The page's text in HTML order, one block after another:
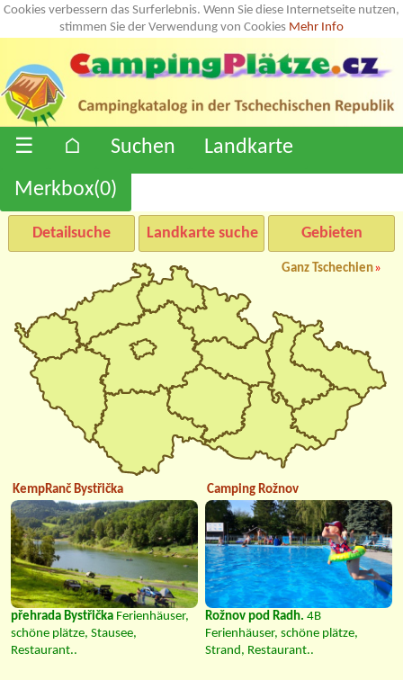
Cookies verbessern das Surferlebnis. Wenn Sie diese Internetseite nutzen,
stimmen Sie der Verwendung von Cookies Mehr Info
☰ ⌂ Suchen
Landkarte
Merkbox(0)
Detailsuche Landkarte suche Gebieten
Ganz Tschechien»
KempRanč Bystřička
přehrada Bystřička Ferienhäuser,
schöne plätze, Stausee,
Restaurant..
Camping Rožnov
Rožnov pod Radh. 4B
Ferienhäuser, schöne plätze,
Strand, Restaurant..